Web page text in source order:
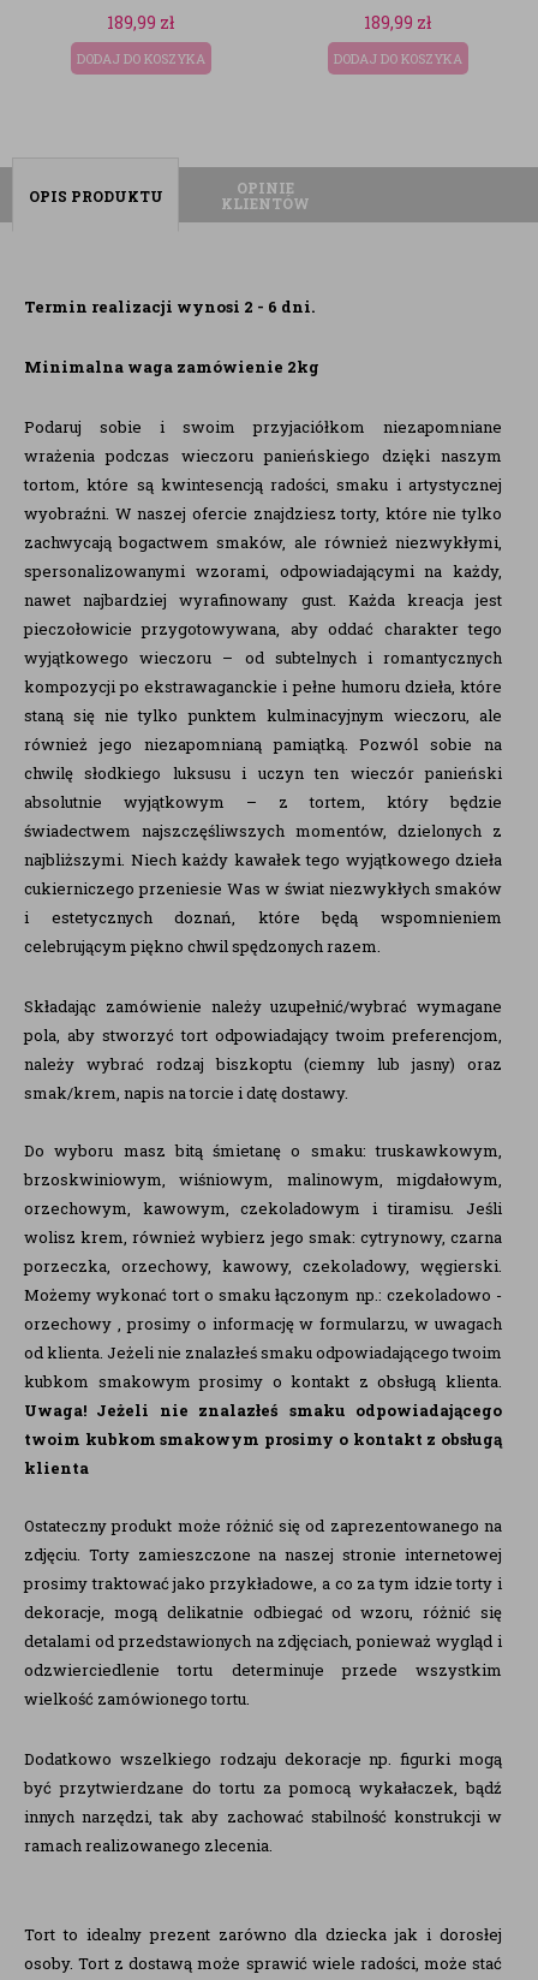
189,99
DODAJ DO KOSZYKA
39,00
DODAJ DO KOSZYKA
OPIS PRODUKTU
OPINIE
KLIENTÓW
Termin realizacji wynosi 2 - 6 dni.
Minimalna waga zamówienie 2kg
Podaruj sobie i swoim przyjaciółkom niezapomniane
wrażenia podczas wieczoru panieńskiego dzięki naszym
tortom, które są kwintesencją radości, smaku i artystycznej
wyobraźni. W naszej ofercie znajdziesz torty, które nie tylko
zachwycają bogactwem smaków, ale również niezwykłymi,
spersonalizowanymi wzorami, odpowiadającymi na każdy,
nawet najbardziej wyrafinowany gust. Każda kreacja jest
pieczołowicie przygotowywana, aby oddać charakter tego
wyjątkowego wieczoru – od subtelnych i romantycznych
kompozycji po ekstrawaganckie i pełne humoru dzieła, które
staną się nie tylko punktem kulminacyjnym wieczoru, ale
również jego niezapomnianą pamiątką. Pozwól sobie na
chwilę słodkiego luksusu i uczyn ten wieczór panieński
absolutnie wyjątkowym – z tortem, który będzie
świadectwem najszczęśliwszych momentów, dzielonych z
najbliższymi. Niech każdy kawałek tego wyjątkowego dzieła
cukierniczego przeniesie Was w świat niezwykłych smaków
i estetycznych doznań, które będą wspomnieniem
celebrującym piękno chwil spędzonych razem.
Składając zamówienie należy uzupełnić/wybrać wymagane
pola, aby stworzyć tort odpowiadający twoim preferencjom,
należy wybrać rodzaj biszkoptu (ciemny lub jasny) oraz
smak/krem, napis na torcie i datę dostawy.
Do wyboru masz bitą śmietanę o smaku: truskawkowym,
brzoskwiniowym, wiśniowym, malinowym, migdałowym,
orzechowym, kawowym, czekoladowym i tiramisu. Jeśli
wolisz krem, również wybierz jego smak: cytrynowy, czarna
porzeczka, orzechowy, kawowy, czekoladowy, węgierski.
Możemy wykonać tort o smaku łączonym np.: czekoladowo -
orzechowy , prosimy o informację w formularzu, w uwagach
od klienta. Jeżeli nie znalazłeś smaku odpowiadającego twoim
kubkom smakowym prosimy o kontakt z obsługą klienta.
Uwaga! Jeżeli nie znalazłeś smaku odpowiadającego
twoim kubkom smakowym prosimy o kontakt z obsługą
klienta
Ostateczny produkt może różnić się od zaprezentowanego na
zdjęciu. Torty zamieszczone na naszej stronie internetowej
prosimy traktować jako przykładowe, a co za tym idzie torty i
dekoracje, mogą delikatnie odbiegać od wzoru, różnić się
detalami od przedstawionych na zdjęciach, ponieważ wygląd i
odzwierciedlenie tortu determinuje przede wszystkim
wielkość zamówionego tortu.
Dodatkowo wszelkiego rodzaju dekoracje np. figurki mogą
być przytwierdzane do tortu za pomocą wykałaczek, bądź
innych narzędzi, tak aby zachować stabilność konstrukcji w
ramach realizowanego zlecenia.
Tort to idealny prezent zarówno dla dziecka jak i dorosłej
osoby. Tort z dostawą może sprawić wiele radości, może stać